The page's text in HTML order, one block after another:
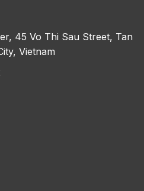
45 Vo Thi Sau Street, Tan
Vietnam